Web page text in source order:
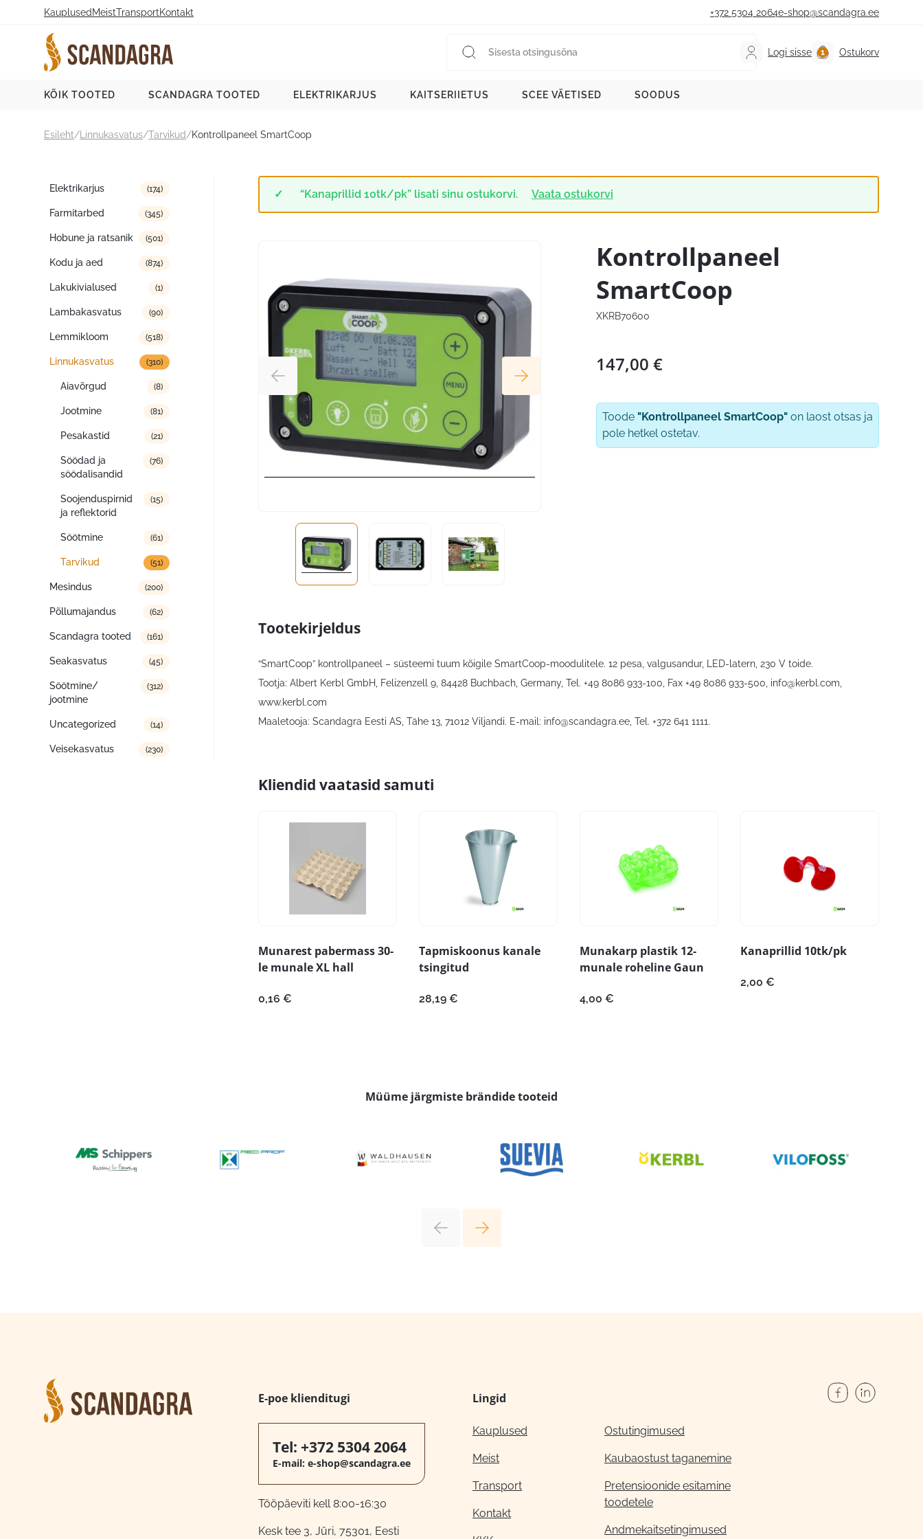
Kauplused MeistTransportKontakt +372 5304 2064e-shop@scandagra.ee
Logi sisse Ostukorv
KÕIK TOOTED SCANDAGRA TOOTED ELEKTRIKARJUS KAITSERIIETUS SCEE VÄETISED SOODUS
Esileht/ Linnukasvatus/Tarvikud/Kontrollpaneel SmartCoop
Tootekategooriad
Elektrikarjus (174)
Farmitarbed (345)
Hobune ja ratsanik (501)
Kodu ja aed (874)
Lakukivialused (1)
Lambakasvatus (90)
Lemmikloom (518)
Linnukasvatus (310)
Aiavõrgud (8)
Jootmine (81)
Pesakastid (21)
Söödad ja
söödalisandid
(76)
Soojenduspirnid
ja reflektorid
(15)
Söötmine (61)
Tarvikud (51)
Mesindus (200)
Põllumajandus (62)
Scandagra tooted (161)
Seakasvatus (45)
Söötmine/
jootmine
(312)
Uncategorized (14)
Veisekasvatus (230)
“Kanaprillid 10tk/pk” lisati sinu ostukorvi. Vaata ostukorvi
Kontrollpaneel
SmartCoop
XKRB70600
147,00 €
Toode "Kontrollpaneel SmartCoop" on laost otsas ja
pole hetkel ostetav.
Tootekirjeldus
“SmartCoop” kontrollpaneel – süsteemi tuum kõigile SmartCoop-moodulitele. 12 pesa, valgusandur, LED-latern, 230 V toide.
Tootja: Albert Kerbl GmbH, Felizenzell 9, 84428 Buchbach, Germany, Tel. +49 8086 933-100, Fax +49 8086 933-500, info@kerbl.com
www.kerbl.com
Maaletooja: Scandagra Eesti AS, Tähe 13, 71012 Viljandi. E-mail: info@scandagra.ee , Tel. +372 641 1111.
Kliendid vaatasid samuti
Munarest pabermass 30-
le munale XL hall
0,16 €
Tapmiskoonus kanale
tsingitud
28,19 €
Munakarp plastik 12-
munale roheline Gaun
4,00 €
Kanaprillid 10tk/pk
2,00 €
Müüme järgmiste brändide tooteid
E-poe klienditugi
Tel: +372 5304 2064
E-mail: e-shop@scandagra.ee
Tööpäeviti kell 8:00-16:30
Kesk tee 3, Jüri, 75301, Eesti
Lingid
Kauplused
Meist
Transport
Kontakt
Ostutingimused
Kaubaostust taganemine
Pretensioonide esitamine
toodetele
Andmekaitsetingimused